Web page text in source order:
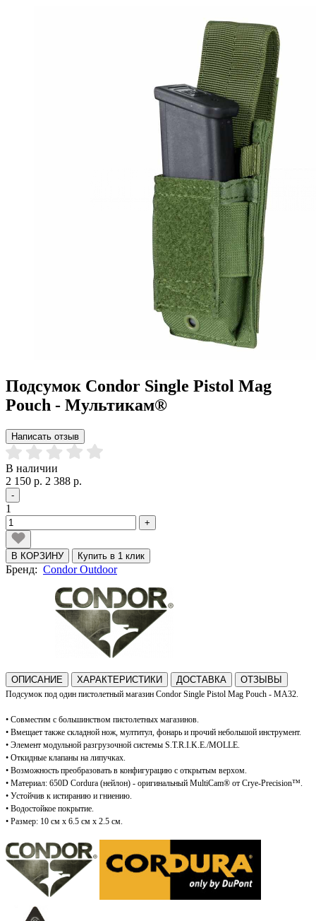
Подсумок Condor Single Pistol Mag
Pouch - Мультикам®
Написать отзыв
В наличии
2 150 р. 2 388 р.
-
1
+
В КОРЗИНУ Купить в 1 клик
Бренд: Condor Outdoor
ОПИСАНИЕ ХАРАКТЕРИСТИКИ ДОСТАВКА ОТЗЫВЫ
Подсумок под один пистолетный магазин Condor Single Pistol Mag Pouch - МА32.
• Совместим с большинством пистолетных магазинов.
• Вмещает также складной нож, мултитул, фонарь и прочий небольшой инструмент.
• Элемент модульной разгрузочной системы S.T.R.I.K.E./MOLLE.
• Откидные клапаны на липучках.
• Возможность преобразовать в конфигурацию с открытым верхом.
• Материал: 650D Cordura (нейлон) - оригинальный MultiCam® от Crye-Precision™.
• Устойчив к истиранию и гниению.
• Водостойкое покрытие.
• Размер: 10 см x 6.5 см x 2.5 см.